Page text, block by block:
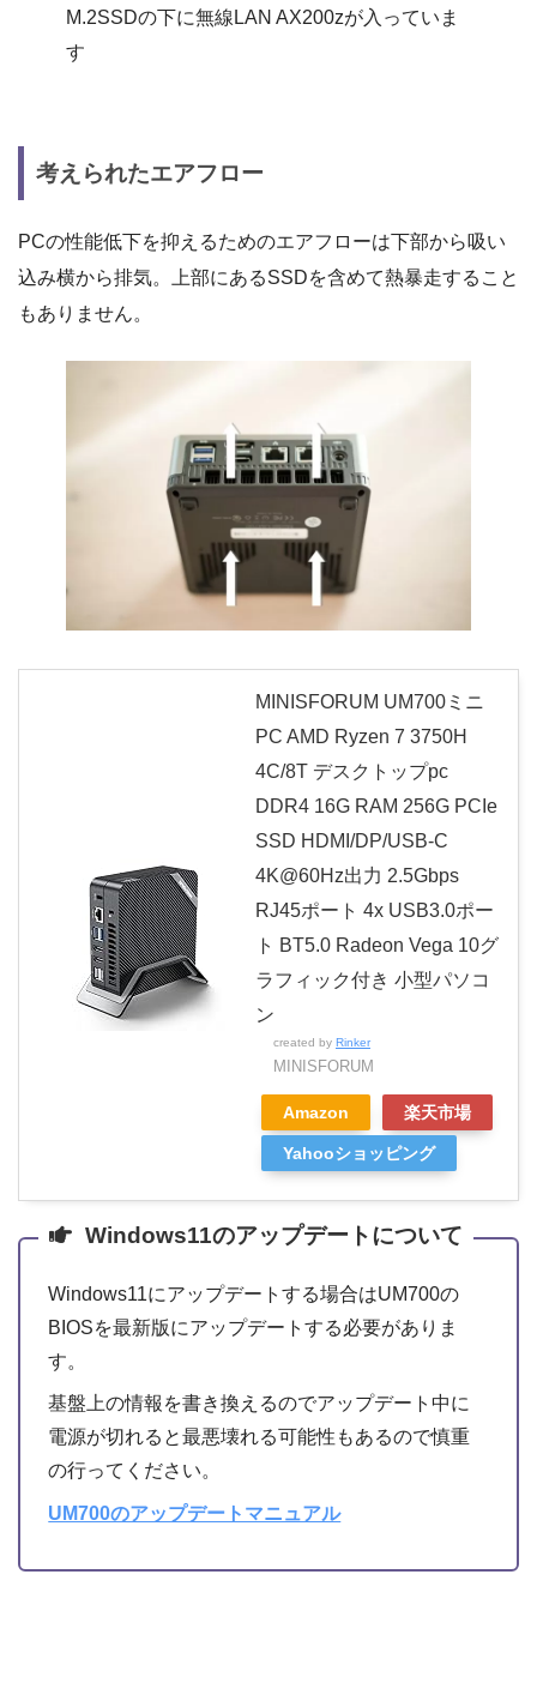
M.2SSDの下に無線LAN AX200zが入っていま
す
考えられたエアフロー
PCの性能低下を抑えるためのエアフローは下部から吸い
込み横から排気。上部にあるSSDを含めて熱暴走すること
もありません。
MINISFORUM UM700ミニ
PC AMD Ryzen 7 3750H
4C/8T デスクトップpc
DDR4 16G RAM 256G PCIe
SSD HDMI/DP/USB-C
4K@60Hz出力 2.5Gbps
RJ45ポート 4x USB3.0ポー
ト BT5.0 Radeon Vega 10グ
ラフィック付き 小型パソコ
ン
created by Rinker
MINISFORUM
Amazon 楽天市場
Yahooショッピング
Windows11のアップデートについて
Windows11にアップデートする場合はUM700の
BIOSを最新版にアップデートする必要がありま
す。
基盤上の情報を書き換えるのでアップデート中に
電源が切れると最悪壊れる可能性もあるので慎重
の行ってください。
UM700のアップデートマニュアル